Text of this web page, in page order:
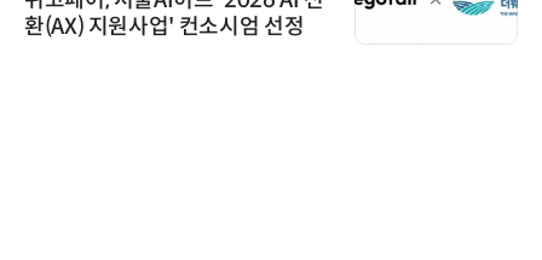
환(AX) 지원사업' 컨소시엄 선정